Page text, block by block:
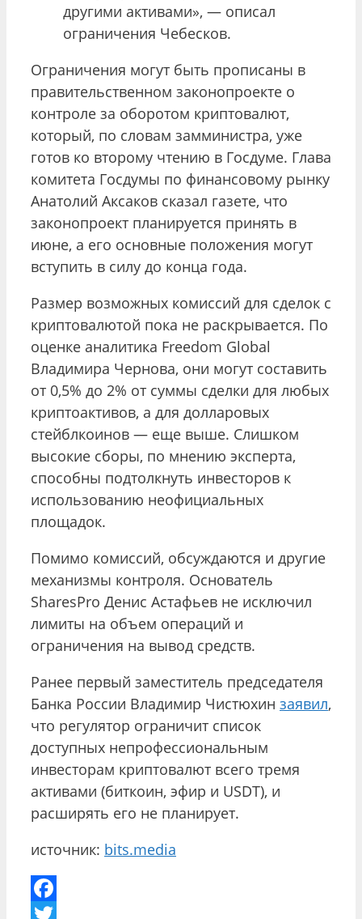
другими активами», — описал
ограничения Чебесков.
Ограничения могут быть прописаны в
правительственном законопроекте о
контроле за оборотом криптовалют,
который, по словам замминистра, уже
готов ко второму чтению в Госдуме. Глава
комитета Госдумы по финансовому рынку
Анатолий Аксаков сказал газете, что
законопроект планируется принять в
июне, а его основные положения могут
вступить в силу до конца года.
Размер возможных комиссий для сделок с
криптовалютой пока не раскрывается. По
оценке аналитика Freedom Global
Владимира Чернова, они могут составить
от 0,5% до 2% от суммы сделки для любых
криптоактивов, а для долларовых
стейблкоинов — еще выше. Слишком
высокие сборы, по мнению эксперта,
способны подтолкнуть инвесторов к
использованию неофициальных
площадок.
Помимо комиссий, обсуждаются и другие
механизмы контроля. Основатель
SharesPro Денис Астафьев не исключил
лимиты на объем операций и
ограничения на вывод средств.
Ранее первый заместитель председателя
Банка России Владимир Чистюхин заявил,
что регулятор ограничит список
доступных непрофессиональным
инвесторам криптовалют всего тремя
активами (биткоин, эфир и USDT), и
расширять его не планирует.
источник: bits.media
Facebook